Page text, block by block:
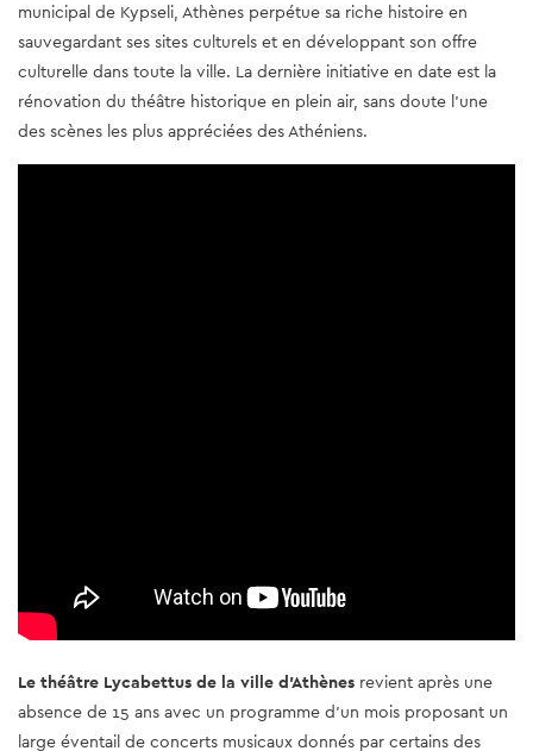
municipal de Kypseli, Athènes perpétue sa riche histoire en
sauvegardant ses sites culturels et en développant son offre
culturelle dans toute la ville. La dernière initiative en date est la
rénovation du théâtre historique en plein air, sans doute l'une
des scènes les plus appréciées des Athéniens.
Le théâtre Lycabettus de la ville d'Athènes revient après une
absence de 15 ans avec un programme d'un mois proposant un
large éventail de concerts musicaux donnés par certains des